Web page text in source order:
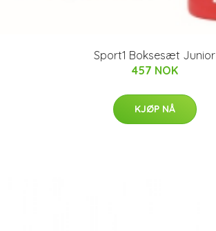
Sport1 Boksesæt Junior
457 NOK
KJØP NÅ